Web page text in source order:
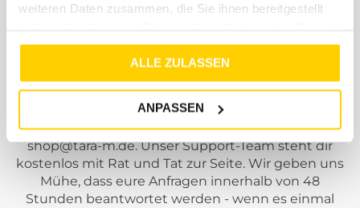
weiteren Daten zusammen, die Sie ihnen bereitgestellt
gesammelt haben.
ALLE ZULASSEN
ANPASSEN
Support
Solltest du Fragen, Anregungen oder Beschwerden
haben, dann schreibe uns einfach eine Mail an
shop@tara-m.de. Unser Support-Team steht dir
kostenlos mit Rat und Tat zur Seite. Wir geben uns
Mühe, dass eure Anfragen innerhalb von 48
Stunden beantwortet werden - wenn es einmal